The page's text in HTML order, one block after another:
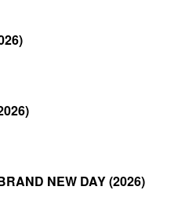
NEW DAY (2026)